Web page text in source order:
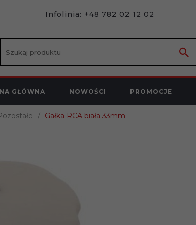
Infolinia: +48 782 02 12 02
GŁÓWNA NOWOŚCI PROMOCJE
Gałka RCA biała 33mm